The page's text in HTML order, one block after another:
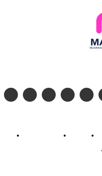
Profil Madu TV Redaksi